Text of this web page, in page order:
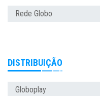
Rede Globo
DISTRIBUIÇÃO
Globoplay